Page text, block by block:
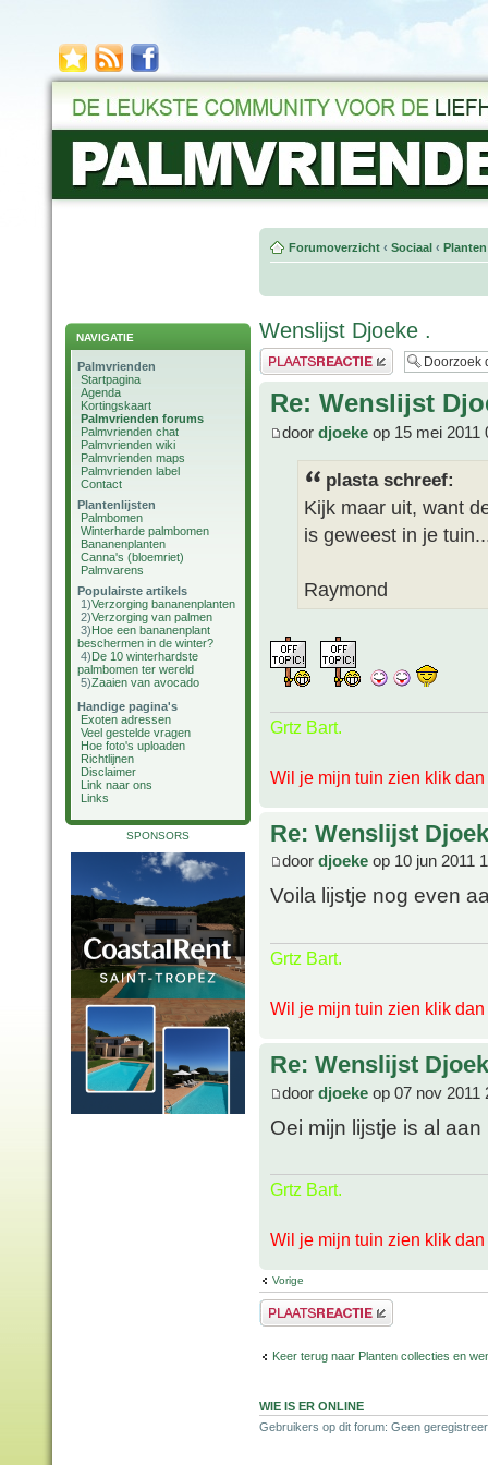
NAVIGATIE
Palmvrienden
Startpagina
Agenda
Kortingskaart
Palmvrienden forums
Palmvrienden chat
Palmvrienden wiki
Palmvrienden maps
Palmvrienden label
Contact
Plantenlijsten
Palmbomen
Winterharde palmbomen
Bananenplanten
Canna's (bloemriet)
Palmvarens
Populairste artikels
1)Verzorging bananenplanten
2)Verzorging van palmen
3)Hoe een bananenplant
beschermen in de winter?
4)De 10 winterhardste
palmbomen ter wereld
5)Zaaien van avocado
Handige pagina's
Exoten adressen
Veel gestelde vragen
Hoe foto's uploaden
Richtlijnen
Disclaimer
Link naar ons
Links
SPONSORS
Forumoverzicht ‹ Sociaal ‹
Wenslijst Djoeke .
Plaats een reactie
Re: Wenslijst
door djoeke op 15 mei 2011
plasta schreef:
Kijk maar uit, want
is geweest in je
Raymond
Grtz Bart.
Wil je mijn tuin zien klik dan
Re: Wenslijst
door djoeke op 10 jun 2011
Voila lijstje nog even
Grtz Bart.
Wil je mijn tuin zien klik dan
Re: Wenslijst
door djoeke op 07 nov 2011
Oei mijn lijstje is al
Grtz Bart.
Wil je mijn tuin zien klik dan
Vorige
Plaats een reactie
Keer terug naar Planten collecties en
WIE IS ER ONLINE
Gebruikers op dit forum: Geen